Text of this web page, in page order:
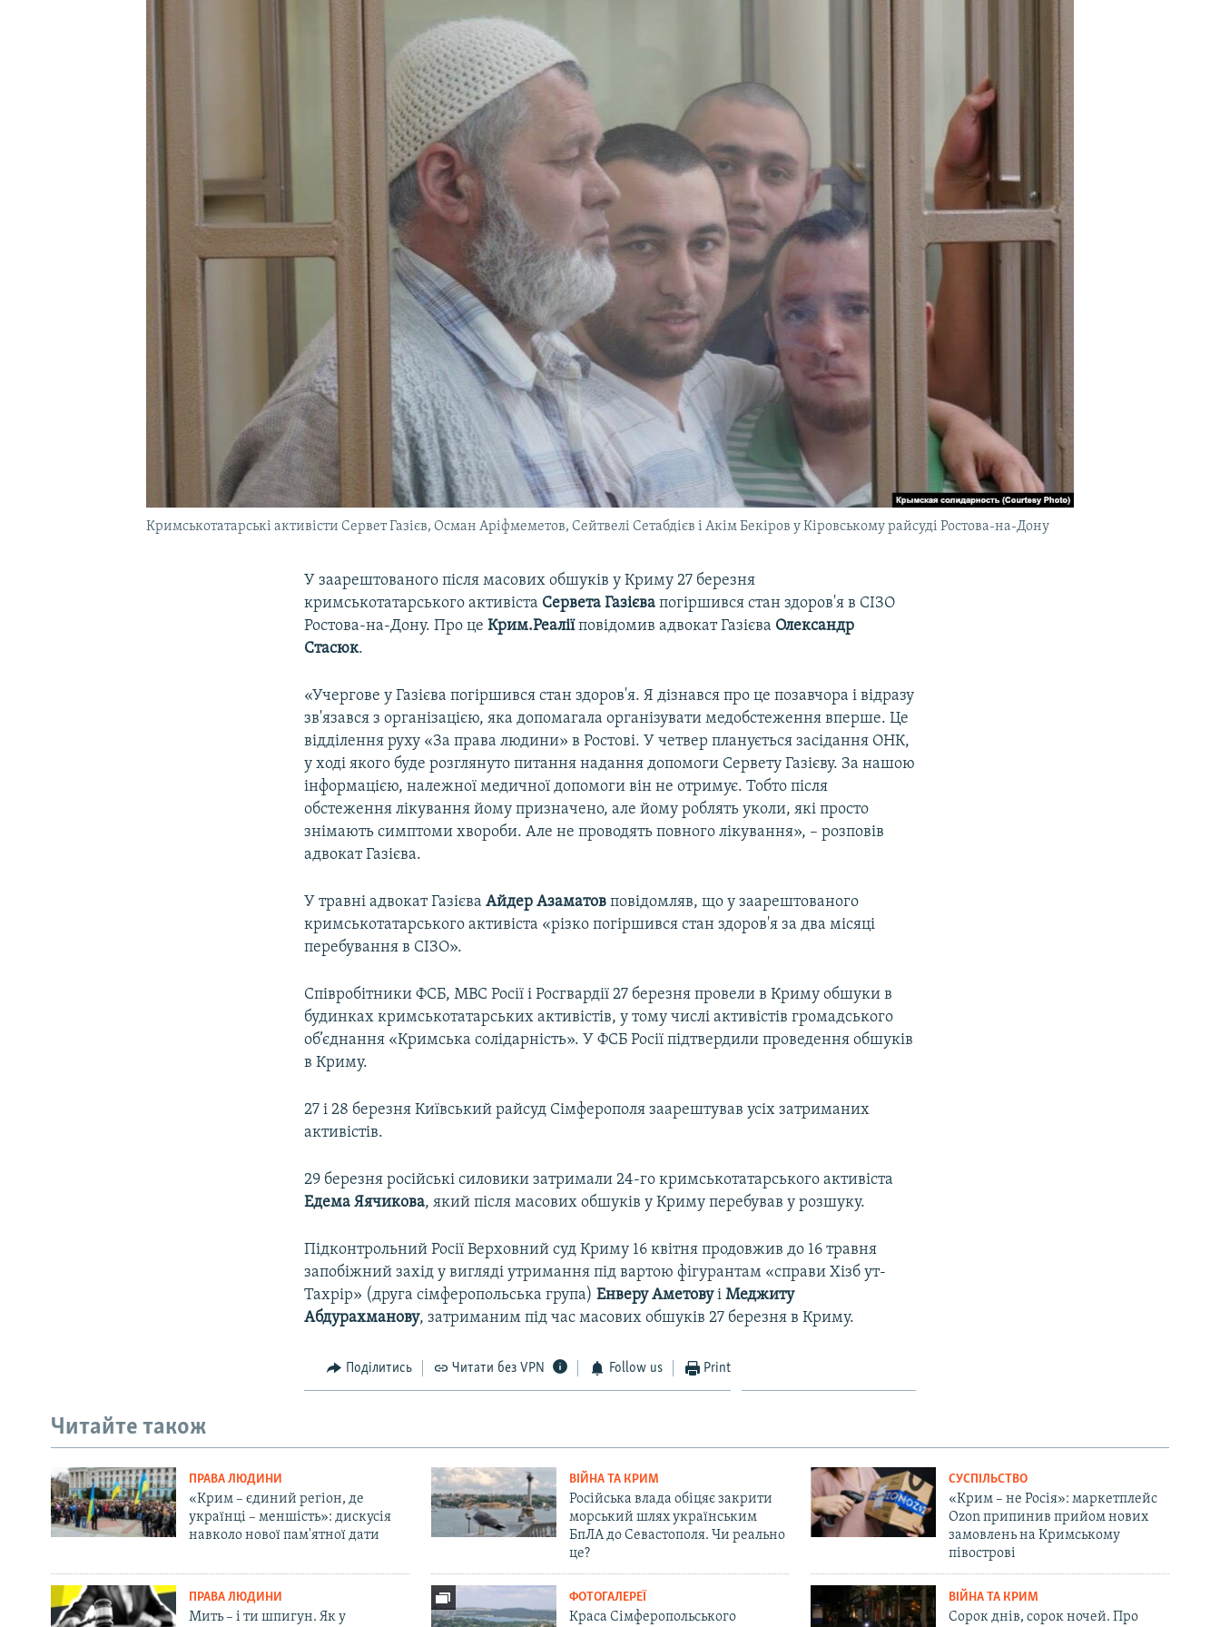
Кримськотатарські активісти Сервет Газієв, Осман Аріфмеметов, Сейтвелі Сетабдієв і Акім Бекіров у Кіровському райсуді Ростова-на-Дону
У заарештованого після масових обшуків у Криму 27 березня
кримськотатарського активіста Сервета Газієва погіршився стан здоров'я в СІЗО
Ростова-на-Дону. Про цеКрим.Реаліїповідомив адвокат Газієва Олександр
Стасюк.
«Учергове у Газієва погіршився стан здоров'я. Я дізнався про це позавчора і відразу
зв'язався з організацією, яка допомагала організувати медобстеження вперше. Це
відділення руху «За права людини» в Ростові. У четвер планується засідання ОНК,
у ході якого буде розглянуто питання надання допомоги Сервету Газієву. За нашою
інформацією, належної медичної допомоги він не отримує. Тобто після
обстеження лікування йому призначено, але йому роблять уколи, які просто
знімають симптоми хвороби. Але не проводять повного лікування», – розповів
адвокат Газієва.
У травні адвокат ГазієваАйдер Азаматов повідомляв, що у заарештованого
кримськотатарського активіста «різко погіршився стан здоров'я за два місяці
перебування в СІЗО».
Співробітники ФСБ, МВС Росії і Росгвардії 27 березня провели в Криму обшуки в
будинках кримськотатарських активістів, у тому числі активістів громадського
об’єднання «Кримська солідарність». У ФСБ Росії підтвердили проведення обшуків
в Криму.
27 і 28 березня Київський райсуд Сімферополя заарештував усіх затриманих
активістів.
29 березня російські силовики затримали 24-го кримськотатарського активіста
Едема Яячикова, який після масових обшуків у Криму перебував у розшуку.
Підконтрольний Росії Верховний суд Криму 16 квітня продовжив до 16 травня
запобіжний захід у вигляді утримання під вартою фігурантам «справи Хізб ут-
Тахрір» (друга сімферопольська група)Енверу АметовуіМеджиту
Абдурахманову, затриманим під час масових обшуків 27 березня в Криму.
Поділитись Читати без VPN Follow us Print
Читайте також
ПРАВА ЛЮДИНИ
«Крим – єдиний регіон, де
українці – меншість»: дискусія
навколо нової пам'ятної дати
ВІЙНА ТА КРИМ
Російська влада обіцяє закрити
морський шлях українським
БпЛА до Севастополя. Чи реально
це?
СУСПІЛЬСТВО
«Крим – не Росія»: маркетплейс
Ozon припинив прийом нових
замовлень на Кримському
півострові
ПРАВА ЛЮДИНИ
Мить – і ти шпигун. Як у
ФОТОГАЛЕРЕЇ
Краса Сімферопольського
ВІЙНА ТА КРИМ
Сорок днів, сорок ночей. Про